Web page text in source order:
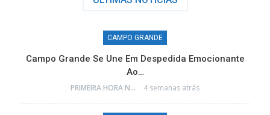
CAMPO GRANDE
Campo Grande Se Une Em Despedida Emocionante
Ao…
PRIMEIRA HORA NEWS 4 semanas atrás